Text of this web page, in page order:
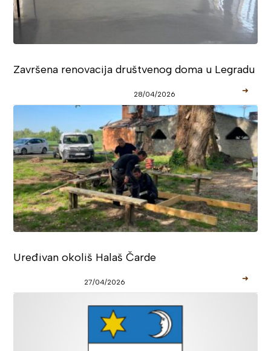
Završena renovacija društvenog doma u Legradu
28/04/2026 ➜
Uređivan okoliš Halaš Čarde
27/04/2026 ➜